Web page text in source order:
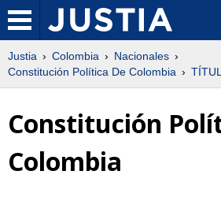
Justia Colombia
Nacionales
Constitución Política De Colombia
Constitución
Colombia